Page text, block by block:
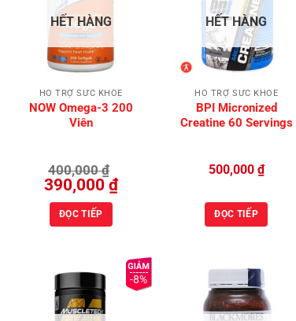
Wishlist
HẾT HÀNG
HỖ TRỢ SỨC KHỎE
NOW Omega-3 200
Viên
400,000₫
Giá
gốc
là:
400,000 ₫.
390,000 ₫Giá
hiện
ĐỌC TIẾP
Wishlist
HẾT HÀNG
HỖ TRỢ SỨC KHỎE
BPI Micronized
Creatine 60 Servings
500,000 ₫
ĐỌC TIẾP
-8%